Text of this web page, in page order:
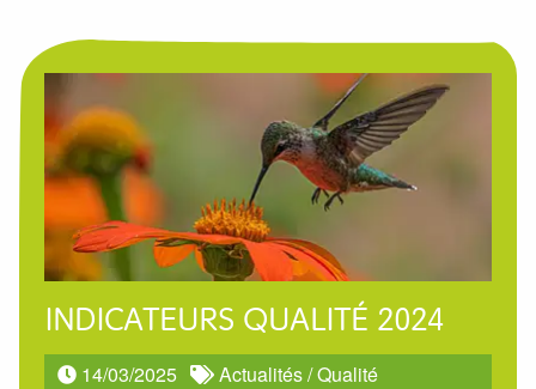
INDICATEURS QUALITÉ 2024
14/03/2025 Actualités/Qualité